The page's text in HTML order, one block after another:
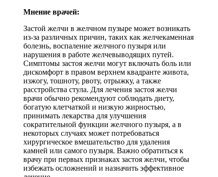
Мнение врачей:
Застой желчи в желчном пузыре может возникать
из-за различных причин, таких как желчекаменная
болезнь, воспаление желчного пузыря или
нарушения в работе желчевыводящих путей.
Симптомы застоя желчи могут включать боль или
дискомфорт в правом верхнем квадранте живота,
изжогу, тошноту, рвоту, отрыжку, а также
расстройства стула. Для лечения застоя желчи
врачи обычно рекомендуют соблюдать диету,
богатую клетчаткой и низкую жирностью,
принимать лекарства для улучшения
сократительной функции желчного пузыря, а в
некоторых случаях может потребоваться
хирургическое вмешательство для удаления
камней или самого пузыря. Важно обратиться к
врачу при первых признаках застоя желчи, чтобы
избежать осложнений и назначить эффективное